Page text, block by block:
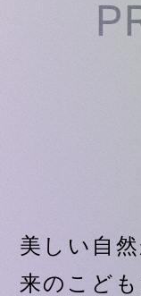
美しい自
来のこど